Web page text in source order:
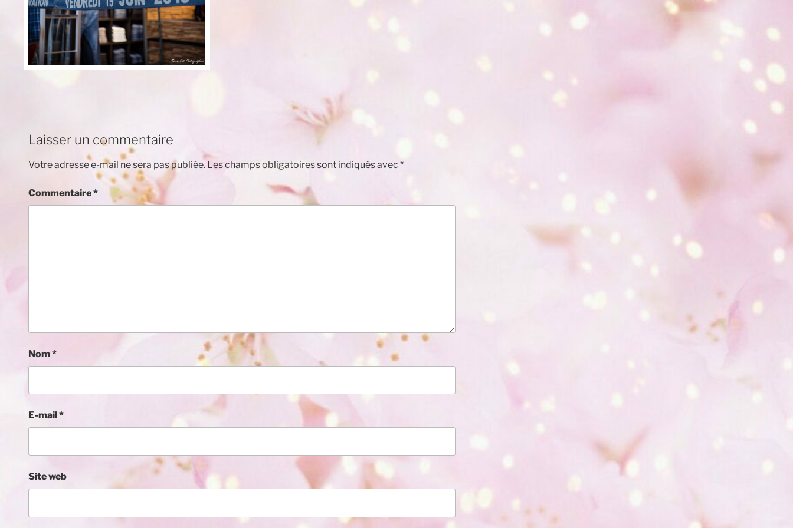
Laisser un commentaire
Votre adresse e-mail ne sera pas publiée. Les champs obligatoires sont indiqués avec *
Commentaire*
Nom *
E-mail*
Site web